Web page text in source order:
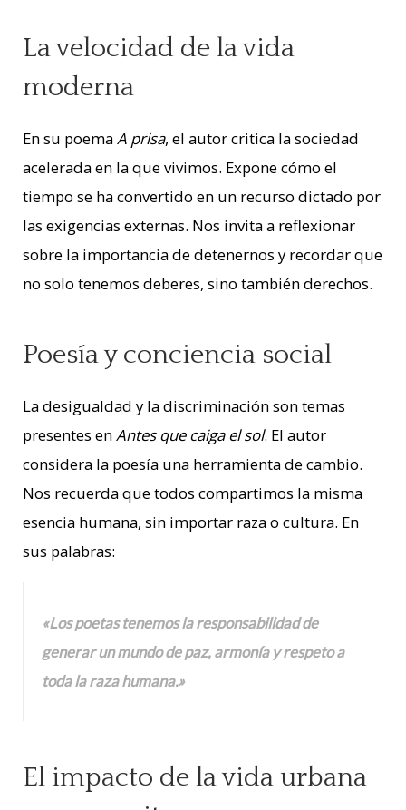
La velocidad de la vida
moderna
En su poemaA prisa, el autor critica la sociedad
acelerada en la que vivimos. Expone cómo el
tiempo se ha convertido en un recurso dictado por
las exigencias externas. Nos invita a reflexionar
sobre la importancia de detenernos y recordar que
no solo tenemos deberes, sino también derechos.
Poesía y conciencia social
La desigualdad y la discriminación son temas
presentes enAntes que caiga el sol. El autor
considera la poesía una herramienta de cambio.
Nos recuerda que todos compartimos la misma
esencia humana, sin importar raza o cultura. En
sus palabras:
«Los poetas tenemos la responsabilidad de
generar un mundo de paz, armonía y respeto a
toda la raza humana.»
El impacto de la vida urbana